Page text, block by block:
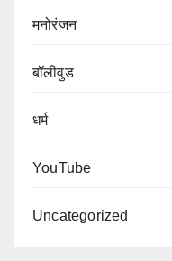
मनोरंजन
बॉलीवुड
धर्म
YouTube
Uncategorized